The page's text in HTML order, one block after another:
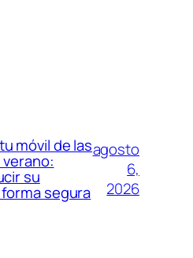
móvil de las
su
segura
agosto
6,
2026